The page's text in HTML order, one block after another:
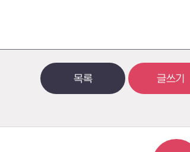
목록 글쓰기